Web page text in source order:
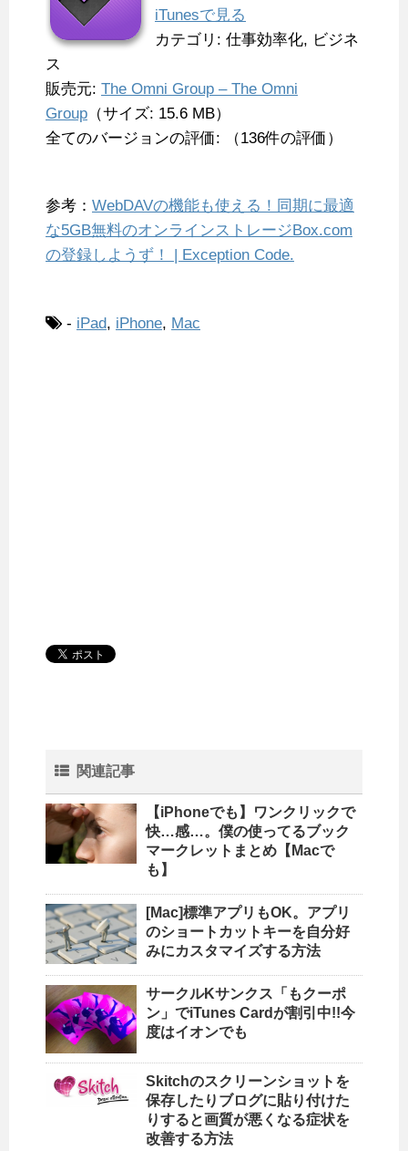
iTunesで見る
カテゴリ: 仕事効率化, ビジネ
ス
販売元: The Omni Group – The Omni
Group （サイズ: 15.6 MB）
全てのバージョンの評価: （136件の評価）
参考： WebDAVの機能も使える！同期に最適
な5GB無料のオンラインストレージBox.com
の登録しようず！ | Exception Code.
- iPad, iPhone, Mac
関連記事
【iPhoneでも】ワンクリックで
快…感…。僕の使ってるブック
マークレットまとめ【Macで
も】
[Mac]標準アプリもOK。アプリ
のショートカットキーを自分好
みにカスタマイズする方法
サークルKサンクス「もクーポ
ン」でiTunes Cardが割引中!!今
度はイオンでも
Skitchのスクリーンショットを
保存したりブログに貼り付けた
りすると画質が悪くなる症状を
改善する方法